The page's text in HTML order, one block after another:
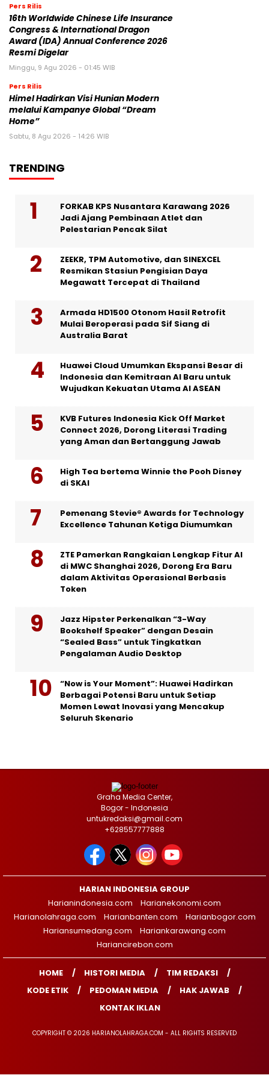
Pers Rilis
16th Worldwide Chinese Life Insurance
Congress & International Dragon
Award (IDA) Annual Conference 2026
Resmi Digelar
Minggu, 9 Agu 2026 - 01:45 WIB
Pers Rilis
Himel Hadirkan Visi Hunian Modern
melalui Kampanye Global “Dream
Home”
Sabtu, 8 Agu 2026 - 14:26 WIB
TRENDING
FORKAB KPS Nusantara Karawang 2026
Jadi Ajang Pembinaan Atlet dan
Pelestarian Pencak Silat
ZEEKR, TPM Automotive, dan SINEXCEL
Resmikan Stasiun Pengisian Daya
Megawatt Tercepat di Thailand
Armada HD1500 Otonom Hasil Retrofit
Mulai Beroperasi pada Sif Siang di
Australia Barat
Huawei Cloud Umumkan Ekspansi Besar di
Indonesia dan Kemitraan AI Baru untuk
Wujudkan Kekuatan Utama AI ASEAN
KVB Futures Indonesia Kick Off Market
Connect 2026, Dorong Literasi Trading
yang Aman dan Bertanggung Jawab
High Tea bertema Winnie the Pooh Disney
di SKAI
Pemenang Stevie® Awards for Technology
Excellence Tahunan Ketiga Diumumkan
ZTE Pamerkan Rangkaian Lengkap Fitur AI
di MWC Shanghai 2026, Dorong Era Baru
dalam Aktivitas Operasional Berbasis
Token
Jazz Hipster Perkenalkan “3-Way
Bookshelf Speaker” dengan Desain
“Sealed Bass” untuk Tingkatkan
Pengalaman Audio Desktop
“Now is Your Moment”: Huawei Hadirkan
Berbagai Potensi Baru untuk Setiap
Momen Lewat Inovasi yang Mencakup
Seluruh Skenario
Graha Media Center,
Bogor - Indonesia
untukredaksi@gmail.com
+628557777888
HARIAN INDONESIA GROUP
Harianindonesia.com
Harianekonomi.com
Harianolahraga.com
Harianbanten.com
Harianbogor.com
Hariansumedang.com
Hariankarawang.com
Hariancirebon.com
HOME HISTORI MEDIA
TIM REDAKSI
KODE ETIK
PEDOMAN MEDIA
HAK JAWAB
KONTAK IKLAN
COPYRIGHT © 2026 HARIANOLAHRAGA.COM - ALL RIGHTS RESERVED